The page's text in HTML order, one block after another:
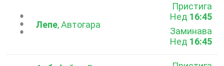
...
Лепе, Автогара
Пристига
Нед 16:45
Заминава
Нед 16:45